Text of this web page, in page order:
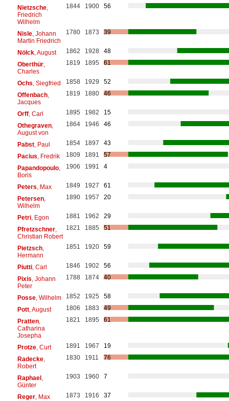
Nietzsche,
Friedrich
Wilhelm
1844 1900 56
Nisle, Johann
Martin Friedrich
1780 1873 39
Nölck, August 1862 1928
48
Oberthür,
Charles
1819 1895 61
Ochs , Siegfried 1858 1929
52
Offenbach,
Jacques
1819 1880 46
Orff, Carl 1895 1982
15
Othegraven,
August von
1864 1946 46
Pabst, Paul 1854 1897
43
Pacius , Fredrik 1809 1891
57
Papandopoulo,
Boris
1906 1991 4
Peters , Max 1849 1927
61
Petersen,
Wilhelm
1890 1957 20
Petri, Egon 1881 1962
29
Pfretzschner,
Christian Robert
1821 1885 51
Pietzsch,
Hermann
1851 1920 59
Piutti, Carl 1846 1902
56
Pixis , Johann
Peter
1788 1874 40
Posse, Wilhelm 1852 1925
58
Pott, August 1806 1883
49
Pratten,
Catharina
Josepha
1821 1895 61
Protze, Curt 1891 1967
19
Radecke,
Robert
1830 1911 76
Raphael,
Günter
1903 1960 7
Reger, Max 1873 1916
37